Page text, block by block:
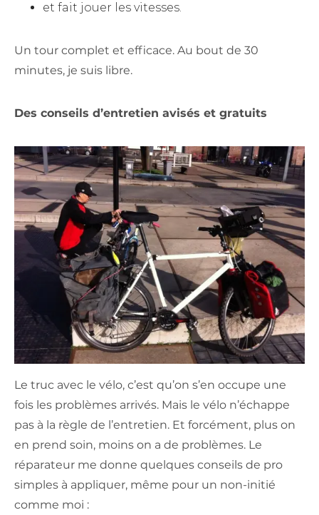
et fait jouer les vitesses.
Un tour complet et efficace. Au bout de 30
minutes, je suis libre.
Des conseils d’entretien avisés et gratuits
Le truc avec le vélo, c’est qu’on s’en occupe une
fois les problèmes arrivés. Mais le vélo n’échappe
pas à la règle de l’entretien. Et forcément, plus on
en prend soin, moins on a de problèmes. Le
réparateur me donne quelques conseils de pro
simples à appliquer, même pour un non-initié
comme moi :